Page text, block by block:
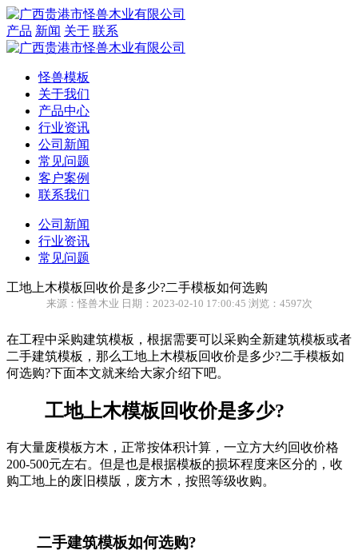
产品 新闻 关于 联系
怪兽模板
关于我们
产品中心
行业资讯
公司新闻
常见问题
客户案例
联系我们
公司新闻
行业资讯
常见问题
工地上木模板回收价是多少?二手模板如何选购
来源：怪兽木业 日期：2023-02-10 17:00:45 浏览：4597次
在工程中采购建筑模板，根据需要可以采购全新建筑模板或者
二手建筑模板，那么工地上木模板回收价是多少?二手模板如
何选购?下面本文就来给大家介绍下吧。
工地上木模板回收价是多少?
有大量废模板方木，正常按体积计算，一立方大约回收价格
200-500元左右。但是也是根据模板的损坏程度来区分的，收
购工地上的废旧模版，废方木，按照等级收购。
二手建筑模板如何选购?